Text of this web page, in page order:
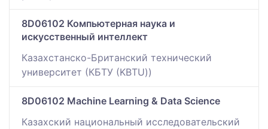
8D06102 Компьютерная наука и
искусственный интеллект
Казахстанско-Британский технический
университет (КБТУ (KBTU))
8D06102 Machine Learning & Data Science
Казахский национальный исследовательский